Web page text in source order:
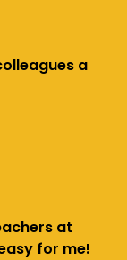
a
at
for me!